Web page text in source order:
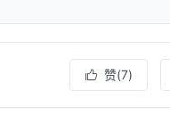
 赞(7)